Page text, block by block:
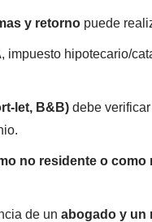
y retorno puede
impuesto hipotecario/
let, B&B) debe
no residente o como
de un abogado y un